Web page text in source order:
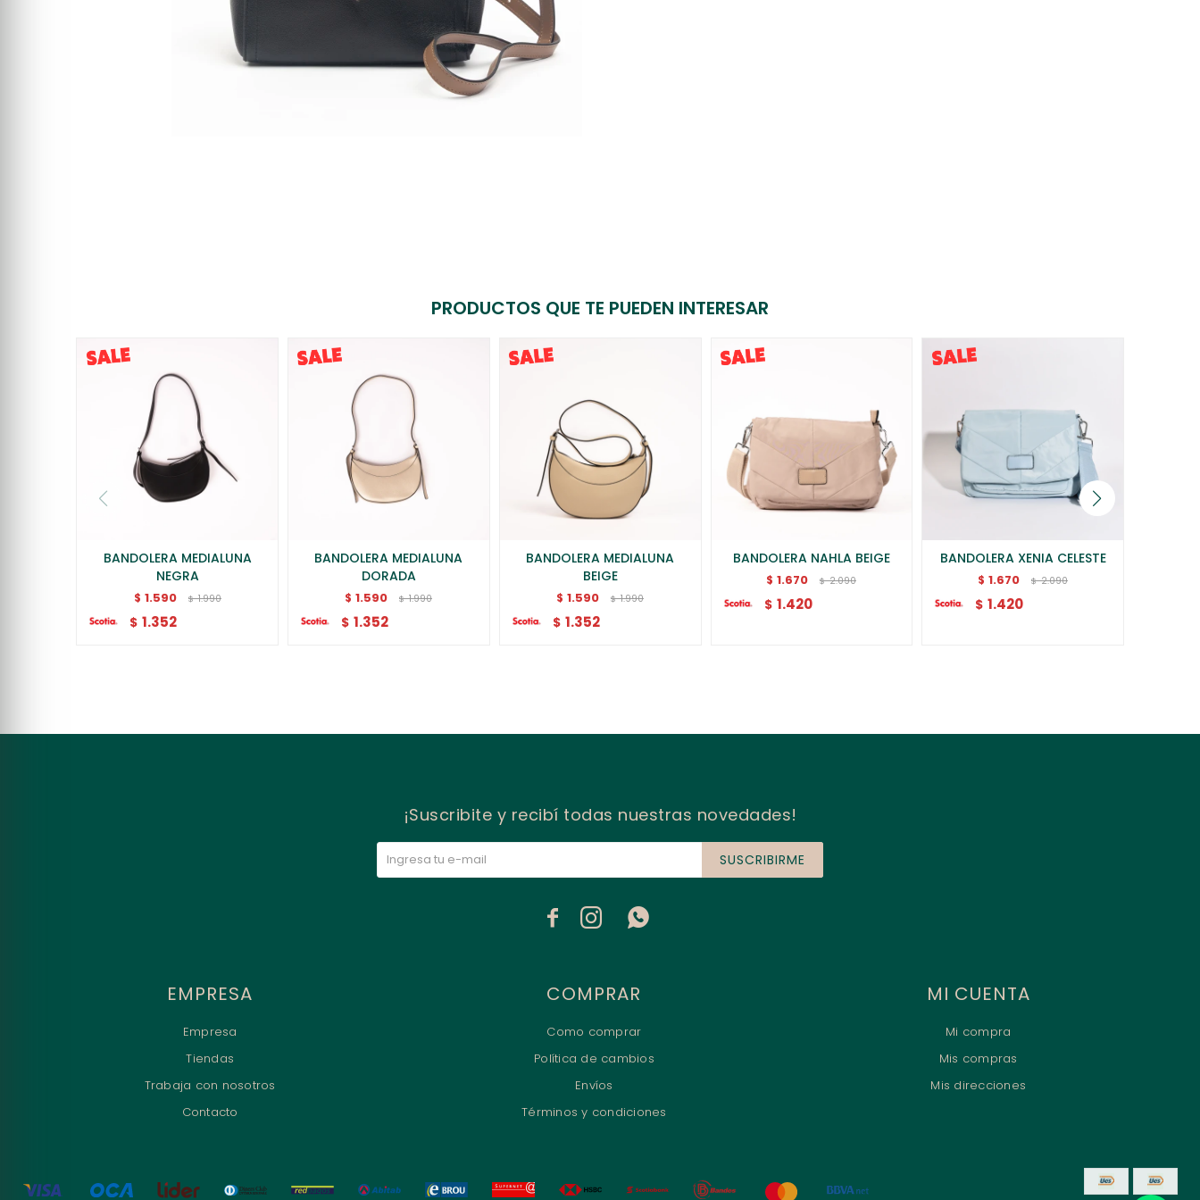
PRODUCTOS QUE TE PUEDEN INTERESAR
BANDOLERA MEDIALUNA
NEGRA
$ 1.590 $ 1.990
$ 1.352
BANDOLERA MEDIALUNA
DORADA
$ 1.590 $ 1.990
$ 1.352
BANDOLERA MEDIALUNA
BEIGE
$ 1.590 $ 1.990
$ 1.352
BANDOLERA NAHLA BEIGE
$ 1.670 $ 2.090
$ 1.420
BANDOLERA XENIA CELESTE
$ 1.670 $ 2.090
$ 1.420
EMPRESA
Empresa
Tiendas
Trabaja con nosotros
Contacto
COMPRAR
Como comprar
Política de cambios
Envíos
Términos y condiciones
MI CUENTA
Mi compra
Mis compras
Mis direcciones
¡Suscribite y recibí todas nuestras novedades!
SUSCRIBIRME
  